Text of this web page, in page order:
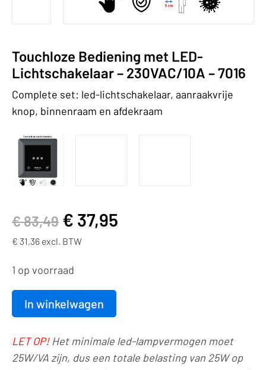
Touchloze Bediening met LED-
Lichtschakelaar – 230VAC/10A – 7016
Complete set: led-lichtschakelaar, aanraakvrije
knop, binnenraam en afdekraam
€83,49 € 37,95
€ 31,36 excl. BTW
1 op voorraad
Aanraakvrije
|
led-
In winkelwagen
LET OP!Het minimale led-lampvermogen moet
25W/VA zijn, dus een totale belasting van 25W op